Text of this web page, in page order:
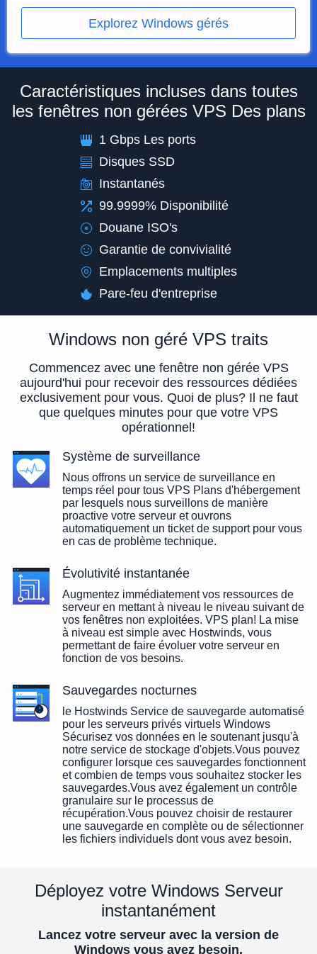
Explorez Windows gérés
Caractéristiques incluses dans toutes
les fenêtres non gérées VPS Des plans
1 Gbps Les ports
Disques SSD
Instantanés
99.9999% Disponibilité
Douane ISO's
Garantie de convivialité
Emplacements multiples
Pare-feu d'entreprise
Windows non géré VPS traits
Commencez avec une fenêtre non gérée VPS
aujourd'hui pour recevoir des ressources dédiées
exclusivement pour vous. Quoi de plus? Il ne faut
que quelques minutes pour que votre VPS
opérationnel!
Système de surveillance
Nous offrons un service de surveillance en
temps réel pour tous VPS Plans d'hébergement
par lesquels nous surveillons de manière
proactive votre serveur et ouvrons
automatiquement un ticket de support pour vous
en cas de problème technique.
Évolutivité instantanée
Augmentez immédiatement vos ressources de
serveur en mettant à niveau le niveau suivant de
vos fenêtres non exploitées. VPS plan! La mise
à niveau est simple avec Hostwinds, vous
permettant de faire évoluer votre serveur en
fonction de vos besoins.
Sauvegardes nocturnes
le Hostwinds Service de sauvegarde automatisé
pour les serveurs privés virtuels Windows
Sécurisez vos données en le soutenant jusqu'à
notre service de stockage d'objets.Vous pouvez
configurer lorsque ces sauvegardes fonctionnent
et combien de temps vous souhaitez stocker les
sauvegardes.Vous avez également un contrôle
granulaire sur le processus de
récupération.Vous pouvez choisir de restaurer
une sauvegarde en complète ou de sélectionner
les fichiers individuels dont vous avez besoin.
Déployez votre Windows Serveur
instantanément
Lancez votre serveur avec la version de
Windows vous avez besoin.